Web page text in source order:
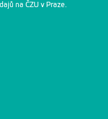
na ČZU v Praze.